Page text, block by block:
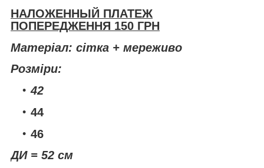
НАЛОЖЕННЫЙ ПЛАТЕЖ
ПОПЕРЕДЖЕННЯ 150 ГРН
Матеріал: сітка + мереживо
Розміри:
42
44
46
ДИ = 52 см